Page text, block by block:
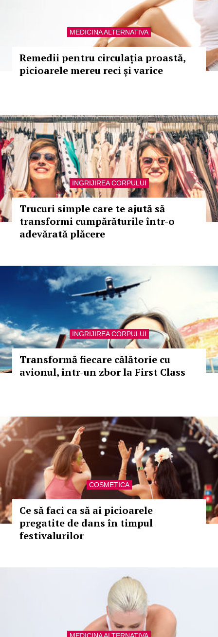
MEDICINA ALTERNATIVA
Remedii pentru circulația proastă,
picioarele mereu reci și varice
INGRIJIREA CORPULUI
Trucuri simple care te ajută să
transformi cumpărăturile într-o
adevărată plăcere
INGRIJIREA CORPULUI
Transformă fiecare călătorie cu
avionul, într-un zbor la First Class
COSMETICA
Ce să faci ca să ai picioarele
pregatite de dans în timpul
festivalurilor